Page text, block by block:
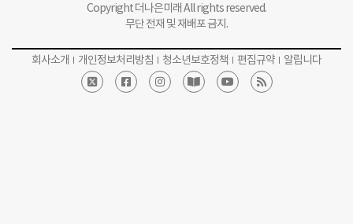
Copyright 더나은미래 All rights reserved.
무단 전재 및 재배포 금지.
회사소개 개인정보처리방침 청소년보호정책 편집규약 알립니다